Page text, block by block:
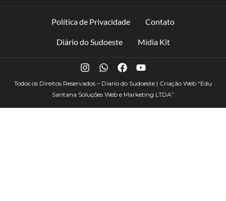
Política de Privacidade Contato
Diário do Sudoeste Mídia Kit
Todos os Direitos Reservados – Diario do Sudoeste | Criação Web “Edu
Santana Soluções Web e Marketing LTDA”